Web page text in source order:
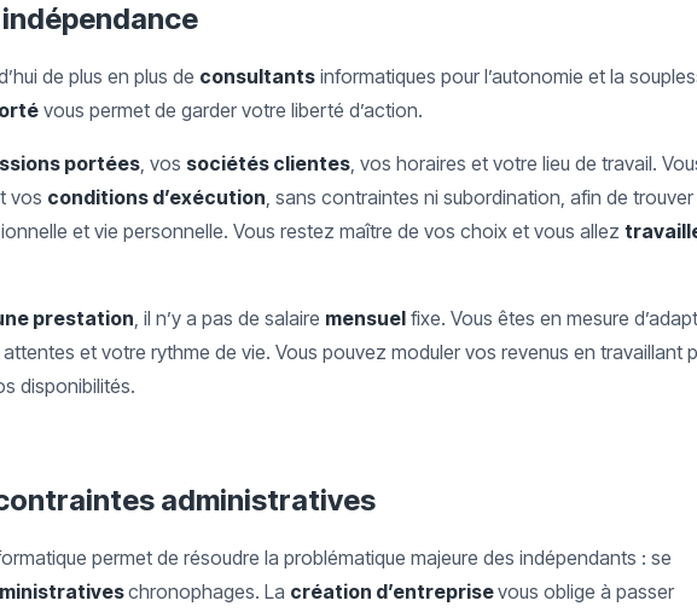
de plus en plus de consultants informatiques pour l’autonomie et la
vous permet de garder votre liberté d’action.
portées, vos sociétés clientes, vos horaires et votre lieu de travail.
vos conditions d’exécution, sans contraintes ni subordination, afin de trouver
et vie personnelle. Vous restez maître de vos choix et vous allez
prestation, il n’y a pas de salaire mensuel fixe. Vous êtes en mesure
et votre rythme de vie. Vous pouvez moduler vos revenus en travaillant
disponibilités.
administratives
permet de résoudre la problématique majeure des indépendants : se
chronophages. La création d’entreprisevous oblige à passer